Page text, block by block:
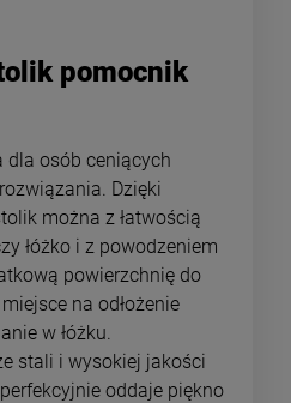
pomocnik
dla osób ceniących
Dzięki
można z łatwością
łóżko i z powodzeniem
powierzchnię do
na odłożenie
w łóżku.
stali i wysokiej jakości
oddaje piękno